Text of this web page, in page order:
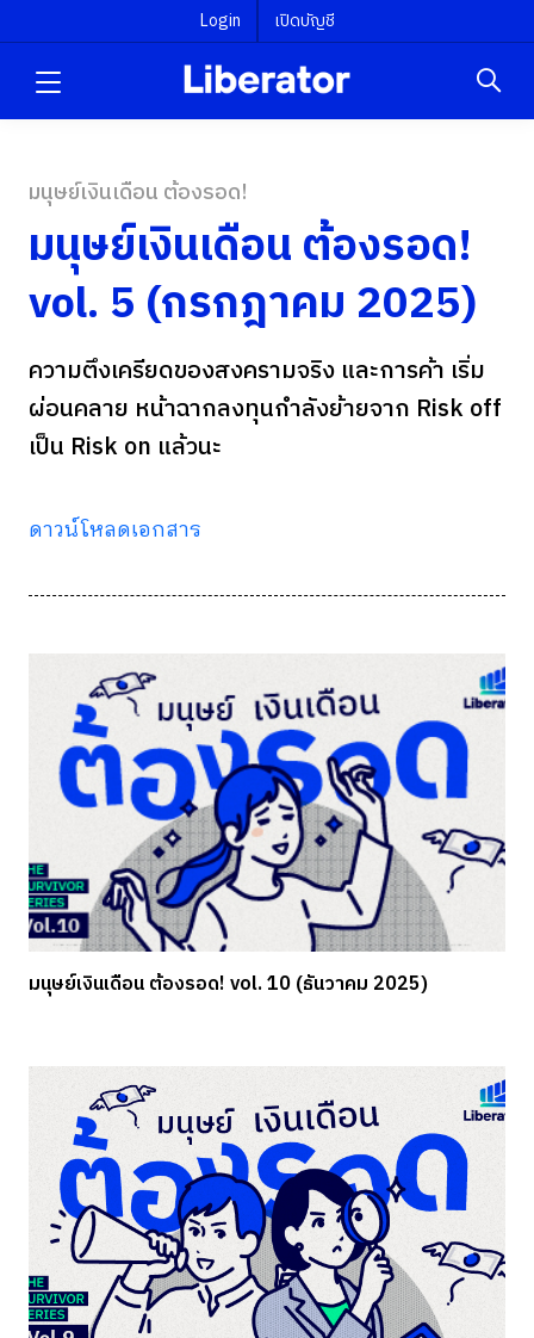
Login เปิดบัญชี
มนุษย์เงินเดือน ต้องรอด!
มนุษย์เงินเดือน ต้องรอด!
vol. 5 (กรกฎาคม 2025)
ความตึงเครียดของสงครามจริง และการค้า เริ่ม
ผ่อนคลาย หน้าฉากลงทุนกำลังย้ายจาก Risk off
เป็น Risk on แล้วนะ
ดาวน์โหลดเอกสาร
มนุษย์เงินเดือน ต้องรอด! vol. 10 (ธันวาคม 2025)